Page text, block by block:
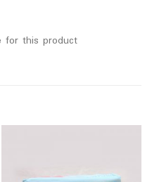
for this product